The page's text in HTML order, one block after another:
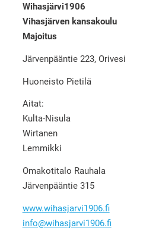
Wihasjärvi1906
Vihasjärven kansakoulu
Majoitus
Järvenpääntie 223, Orivesi
Huoneisto Pietilä
Aitat:
Kulta-Nisula
Wirtanen
Lemmikki
Omakotitalo Rauhala
Järvenpääntie 315
www.wihasjarvi1906.fi
info@wihasjarvi1906.fi